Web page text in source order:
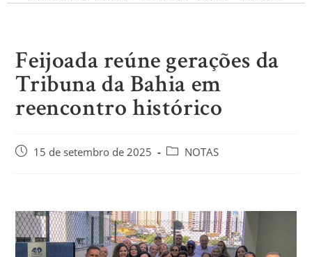
Feijoada reúne gerações da
Tribuna da Bahia em
reencontro histórico
15 de setembro de 2025 NOTAS